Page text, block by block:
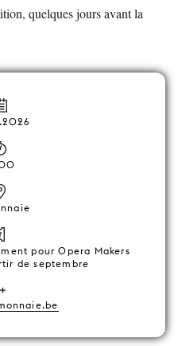
quelques jours avant la
pour Opera Makers
de septembre